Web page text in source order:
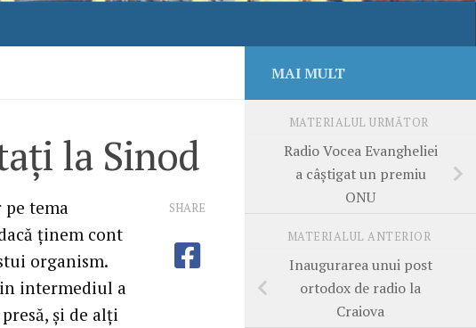
la Sinod
tema
ţinem cont
organism.
intermediul a
şi de alţi
SHARE
MAI MULT
MATERIALUL URMĂTOR
Radio Vocea Evangheliei
a câştigat un premiu
ONU
MATERIALUL ANTERIOR
Inaugurarea unui post
ortodox de radio la
Craiova